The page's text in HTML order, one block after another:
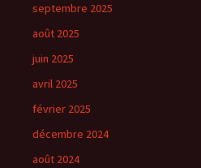
septembre 2025
août 2025
juin 2025
avril 2025
février 2025
décembre 2024
août 2024